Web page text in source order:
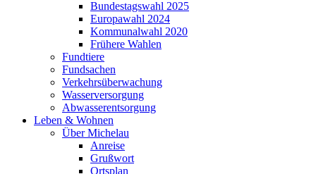
Bundestagswahl 2025
Europawahl 2024
Kommunalwahl 2020
Frühere Wahlen
Fundtiere
Fundsachen
Verkehrsüberwachung
Wasserversorgung
Abwasserentsorgung
Leben & Wohnen
Über Michelau
Anreise
Grußwort
Ortsplan